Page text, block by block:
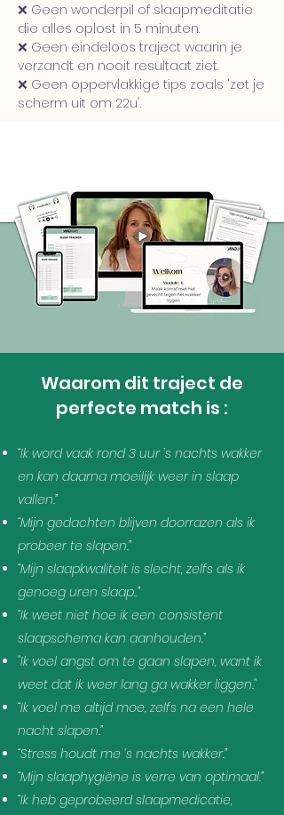
❌ Geen wonderpil of slaapmeditatie
die alles oplost in 5 minuten.
❌ Geen eindeloos traject waarin je
verzandt en nooit resultaat ziet.
❌ Geen oppervlakkige tips zoals 'zet je
scherm uit om 22u'.
Waarom dit traject de
perfecte match is :
“Ik word vaak rond 3 uur ’s nachts wakker
en kan daarna moeilijk weer in slaap
vallen.”
“Mijn gedachten blijven doorrazen als ik
probeer te slapen.”
“Mijn slaapkwaliteit is slecht, zelfs als ik
genoeg uren slaap..”
“Ik weet niet hoe ik een consistent
slaapschema kan aanhouden.”
"Ik voel angst om te gaan slapen, want ik
weet dat ik weer lang ga wakker liggen."
“Ik voel me altijd moe, zelfs na een hele
nacht slapen.”
“Stress houdt me ’s nachts wakker.”
“Mijn slaaphygiëne is verre van optimaal.”
“Ik heb geprobeerd slaapmedicatie,